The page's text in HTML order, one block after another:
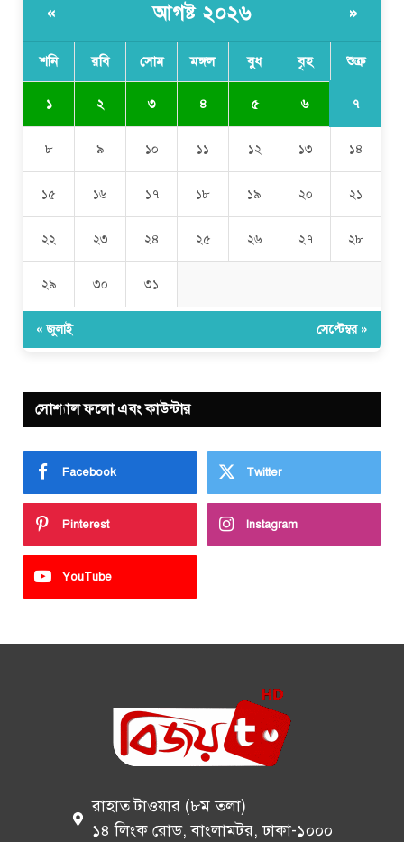
« আগষ্ট ২০২৬ »
শনি রবি সোম মঙ্গল বুধ বৃহ শুক্র
১ ২ ৩ ৪ ৫ ৬ ৭
৮ ৯ ১০ ১১ ১২ ১৩ ১৪
১৫ ১৬ ১৭ ১৮ ১৯ ২০ ২১
২২ ২৩ ২৪ ২৫ ২৬ ২৭ ২৮
২৯ ৩০ ৩১
« জুলাই সেপ্টেম্বর »
সোশ্যাল ফলো এবং কাউন্টার
Facebook Twitter
Pinterest Instagram
YouTube
রাহাত টাওয়ার (৮ম তলা)
১৪ লিংক রোড, বাংলামটর, ঢাকা-১০০০